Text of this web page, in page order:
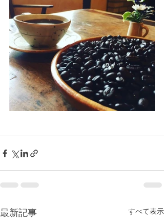
最新記事 すべて表示